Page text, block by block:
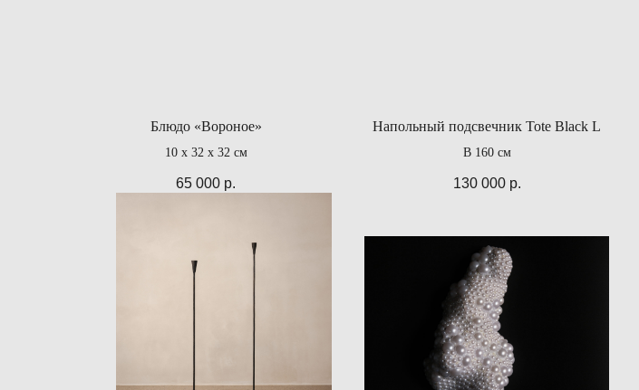
Блюдо «Вороное»
10 х 32 х 32 см
65 000 р.
Напольный подсвечник Tote Black L
В 160 см
130 000 р.